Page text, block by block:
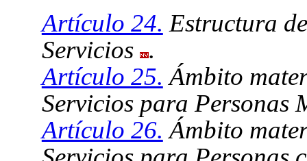
Artículo 24. Estructura
Servicios .
Artículo 25. Ámbito
Servicios para Personas
Artículo 26. Ámbito